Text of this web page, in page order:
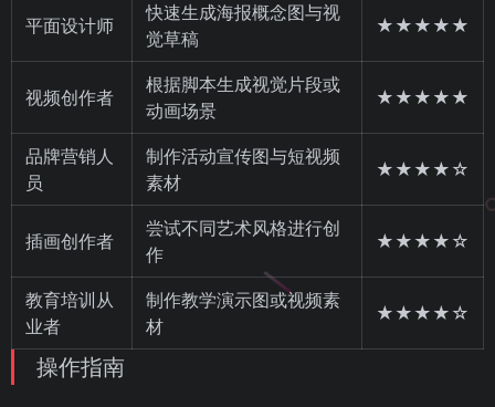
平面设计师
快速生成海报概念图与视
觉草稿
★★★★★
视频创作者
根据脚本生成视觉片段或
动画场景
★★★★★
品牌营销人
员
制作活动宣传图与短视频
素材
★★★★☆
插画创作者
尝试不同艺术风格进行创
作
★★★★☆
教育培训从
业者
制作教学演示图或视频素
材
★★★★☆
操作指南